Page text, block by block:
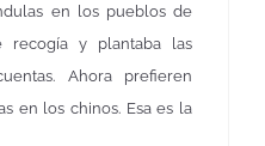
en los pueblos de
recogía y plantaba las
Ahora prefieren
en los chinos. Esa es la